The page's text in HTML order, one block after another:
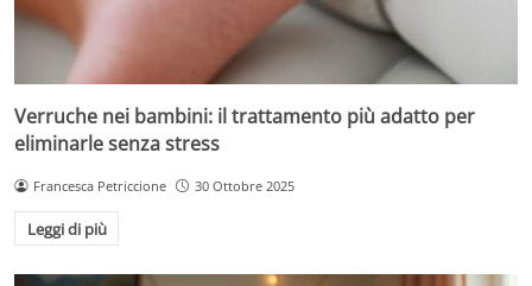
Verruche nei bambini: il trattamento più adatto per
eliminarle senza stress
Francesca Petriccione 30 Ottobre 2025
Leggi di più